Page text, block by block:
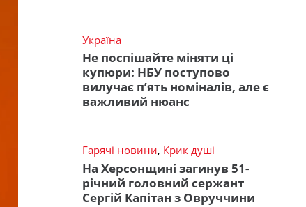
Україна
Не поспішайте міняти ці
купюри: НБУ поступово
вилучає п’ять номіналів, але є
важливий нюанс
Гарячі новини, Крик душі
На Херсонщині загинув 51-
річний головний сержант
Сергій Капітан з Овруччини